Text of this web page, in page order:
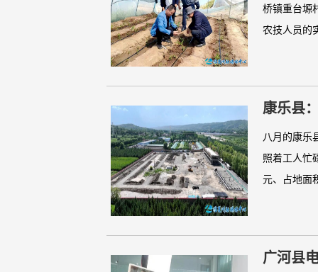
桥镇重台塬
农技人员的
康乐县
八月的康乐
照着工人忙
元、占地面
广河县